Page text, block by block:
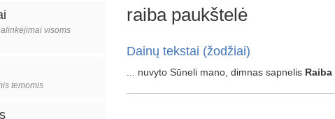
visoms
temomis
raiba paukštelė
Dainų tekstai (žodžiai)
... nuvyto Sūneli mano, dimnas sapnelis Raiba